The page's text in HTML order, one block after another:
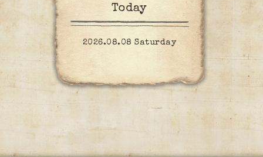
Today
2026.08.08 Saturday